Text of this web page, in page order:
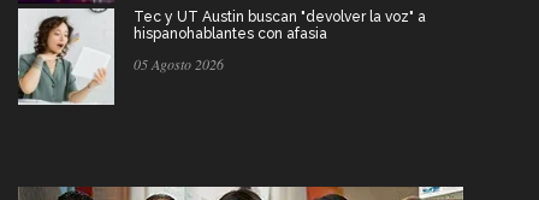
Tec y UT Austin buscan "devolver la voz" a
hispanohablantes con afasia
05 Agosto 2026